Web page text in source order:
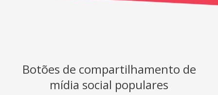
Botões de compartilhamento de
mídia social populares